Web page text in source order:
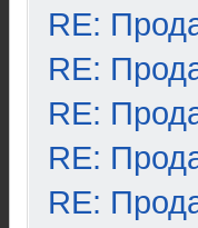
RE:
RE:
RE:
RE:
RE: